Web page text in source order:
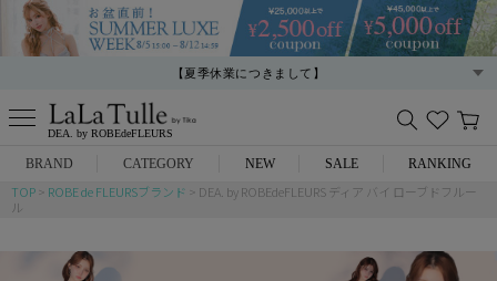
【熊本地震に伴う集配への影響につきまして】
【夏季休業につきまして】
DEA. by ROBEdeFLEURS
BRAND
L.A.import
CATEGORY
膝丈ドレス
NEW SALE RANKING
TOP ROBE de FLEURSブランド
DEA. by ROBEdeFLEURS ディア バイ ローブドフルー
ル